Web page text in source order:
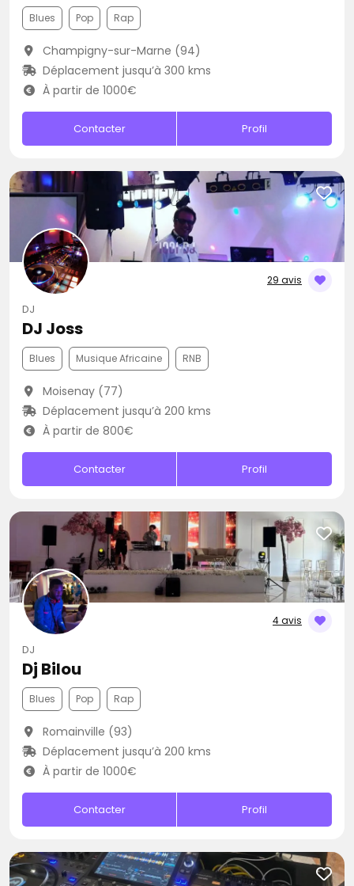
Blues Pop Rap
Champigny-sur-Marne (94)
Déplacement jusqu’à 300 kms
À partir de 1000€
Contacter Profil
29 avis
DJ
DJ Joss
Blues Musique Africaine RNB
Moisenay (77)
Déplacement jusqu’à 200 kms
À partir de 800€
Contacter Profil
4 avis
DJ
Dj Bilou
Blues Pop Rap
Romainville (93)
Déplacement jusqu’à 200 kms
À partir de 1000€
Contacter Profil